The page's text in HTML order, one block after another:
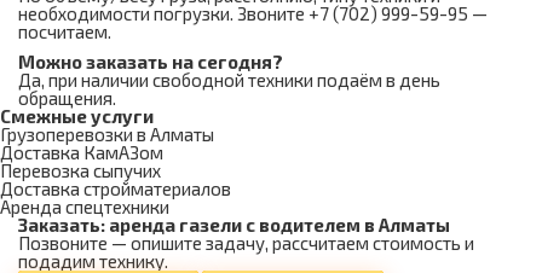
необходимости погрузки. Звоните +7 (702) 999-59-95 —
посчитаем.
Можно заказать на сегодня?
Да, при наличии свободной техники подаём в день
обращения.
Смежные услуги
Грузоперевозки в Алматы
Доставка КамАЗом
Перевозка сыпучих
Доставка стройматериалов
Аренда спецтехники
Заказать: аренда газели с водителем в Алматы
Позвоните — опишите задачу, рассчитаем стоимость и
подадим технику.